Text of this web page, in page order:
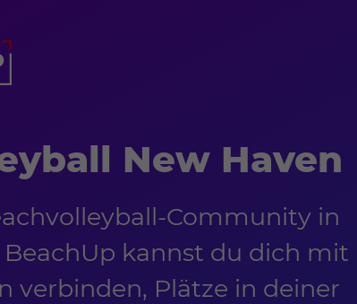
New Haven
Community in
kannst du dich mit
verbinden, Plätze in deiner